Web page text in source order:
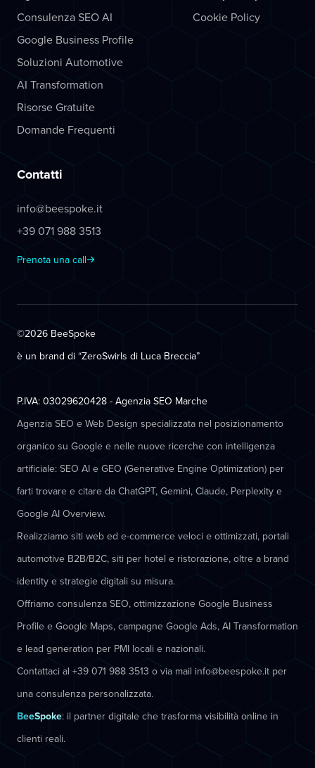
Consulenza SEO AI
Google Business Profile
Soluzioni Automotive
AI Transformation
Risorse Gratuite
Domande Frequenti
Cookie Policy
Contatti
info@beespoke.it
+39 071 988 3513
Prenota una call
©2026 BeeSpoke
è un brand di “ZeroSwirls di Luca Breccia”
P.IVA: 03029620428 - Agenzia SEO Marche
Agenzia SEO e Web Design specializzata nel posizionamento
organico su Google e nelle nuove ricerche con intelligenza
artificiale: SEO AI e GEO (Generative Engine Optimization) per
farti trovare e citare da ChatGPT, Gemini, Claude, Perplexity e
Google AI Overview.
Realizziamo siti web ed e-commerce veloci e ottimizzati, portali
automotive B2B/B2C, siti per hotel e ristorazione, oltre a brand
identity e strategie digitali su misura.
Offriamo consulenza SEO, ottimizzazione Google Business
Profile e Google Maps, campagne Google Ads, AI Transformation
e lead generation per PMI locali e nazionali.
Contattaci al +39 071 988 3513 o via mail info@beespoke.it per
una consulenza personalizzata.
BeeSpoke: il partner digitale che trasforma visibilità online in
clienti reali.